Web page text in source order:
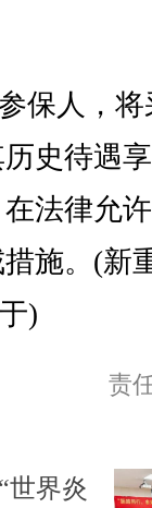
人，将
史待遇
法律允
施。(新
)
责
世界炎